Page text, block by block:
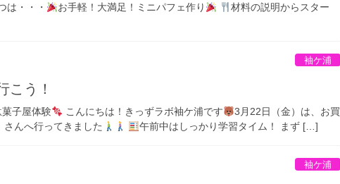
は・・・
お手軽！大満足！ミニパフェ作り
材料の説明からスター
袖ケ浦
こう！
子屋体験 こんにちは！きっずラボ袖ケ浦です
3月22日（金）は、お買
んへ行ってきました
午前中はしっかり学習タイム！ まず […]
袖ケ浦